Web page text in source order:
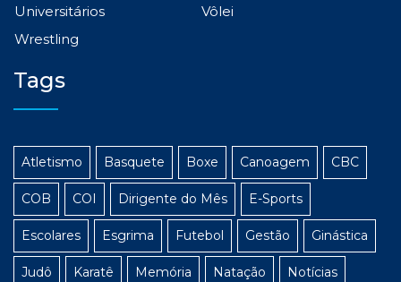
Universitários
Vôlei
Wrestling
Tags
Atletismo Basquete Boxe Canoagem CBC
COB COI Dirigente do Mês E-Sports
Escolares Esgrima Futebol Gestão Ginástica
Judô Karatê Memória Natação Notícias